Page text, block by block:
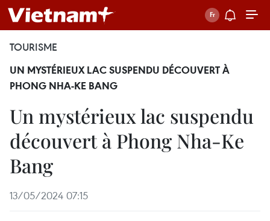
TOURISME
UN MYSTÉRIEUX LAC SUSPENDU DÉCOUVERT À
PHONG NHA-KE BANG
Un mystérieux lac suspendu
découvert à Phong Nha-Ke
Bang
13/05/2024 07:15